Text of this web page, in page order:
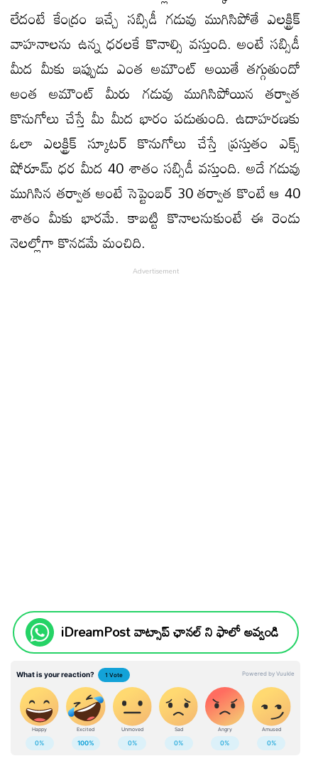
లేదంటే కేంద్రం ఇచ్చే సబ్సిడీ గడువు ముగిసిపోతే ఎలక్ట్రిక్
వాహనాలను ఉన్న ధరలకే కొనాల్సి వస్తుంది. అంటే సబ్సిడీ
మీద మీకు ఇప్పుడు ఎంత అమౌంట్ అయితే తగ్గుతుందో
అంత అమౌంట్ మీరు గడువు ముగిసిపోయిన తర్వాత
కొనుగోలు చేస్తే మీ మీద భారం పడుతుంది. ఉదాహరణకు
ఓలా ఎలక్ట్రిక్ స్కూటర్ కొనుగోలు చేస్తే ప్రస్తుతం ఎక్స్
షోరూమ్ ధర మీద 40 శాతం సబ్సిడీ వస్తుంది. అదే గడువు
ముగిసిన తర్వాత అంటే సెప్టెంబర్ 30 తర్వాత కొంటే ఆ 40
శాతం మీకు భారమే. కాబట్టి కొనాలనుకుంటే ఈ రెండు
నెలల్లోగా కొనడమే మంచిది.
iDreamPost వాట్సాప్ ఛానల్ ని ఫాలో అవ్వండి